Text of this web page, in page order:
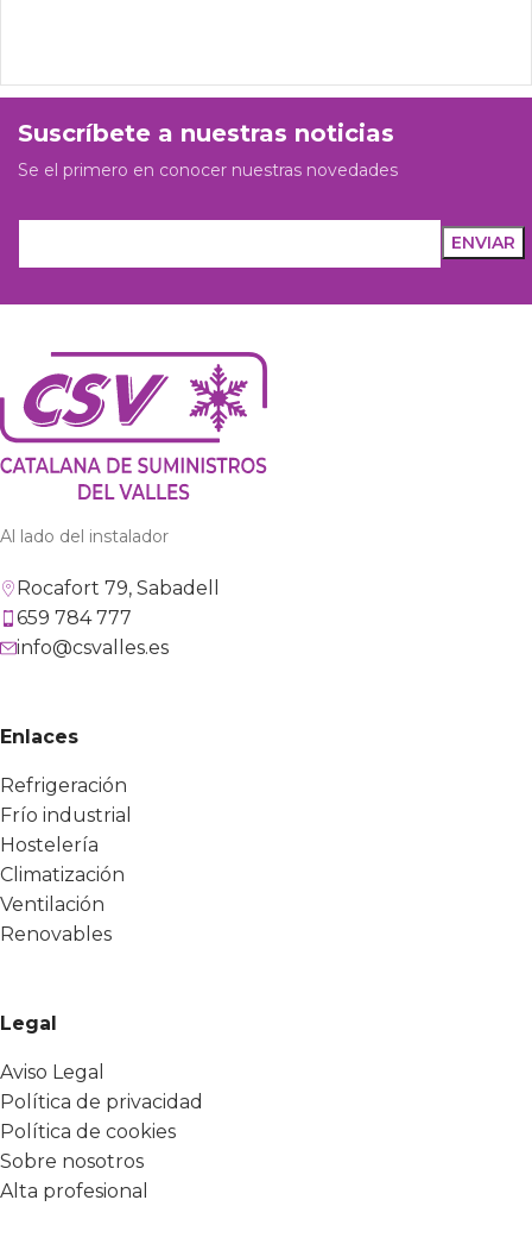
Suscríbete a nuestras noticias
Se el primero en conocer nuestras novedades
Al lado del instalador
Rocafort 79, Sabadell
659 784 777
info@csvalles.es
Enlaces
Refrigeración
Frío industrial
Hostelería
Climatización
Ventilación
Renovables
Legal
Aviso Legal
Política de privacidad
Política de cookies
Sobre nosotros
Alta profesional